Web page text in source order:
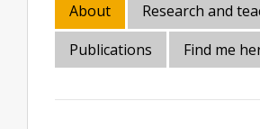
About
Research and
Publications
Find me